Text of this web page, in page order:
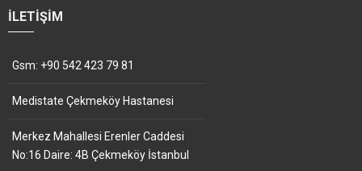
İLETIŞIM
Gsm: +90 542 423 79 81
Medistate Çekmeköy Hastanesi
Merkez Mahallesi Erenler Caddesi
No:16 Daire: 4B Çekmeköy İstanbul